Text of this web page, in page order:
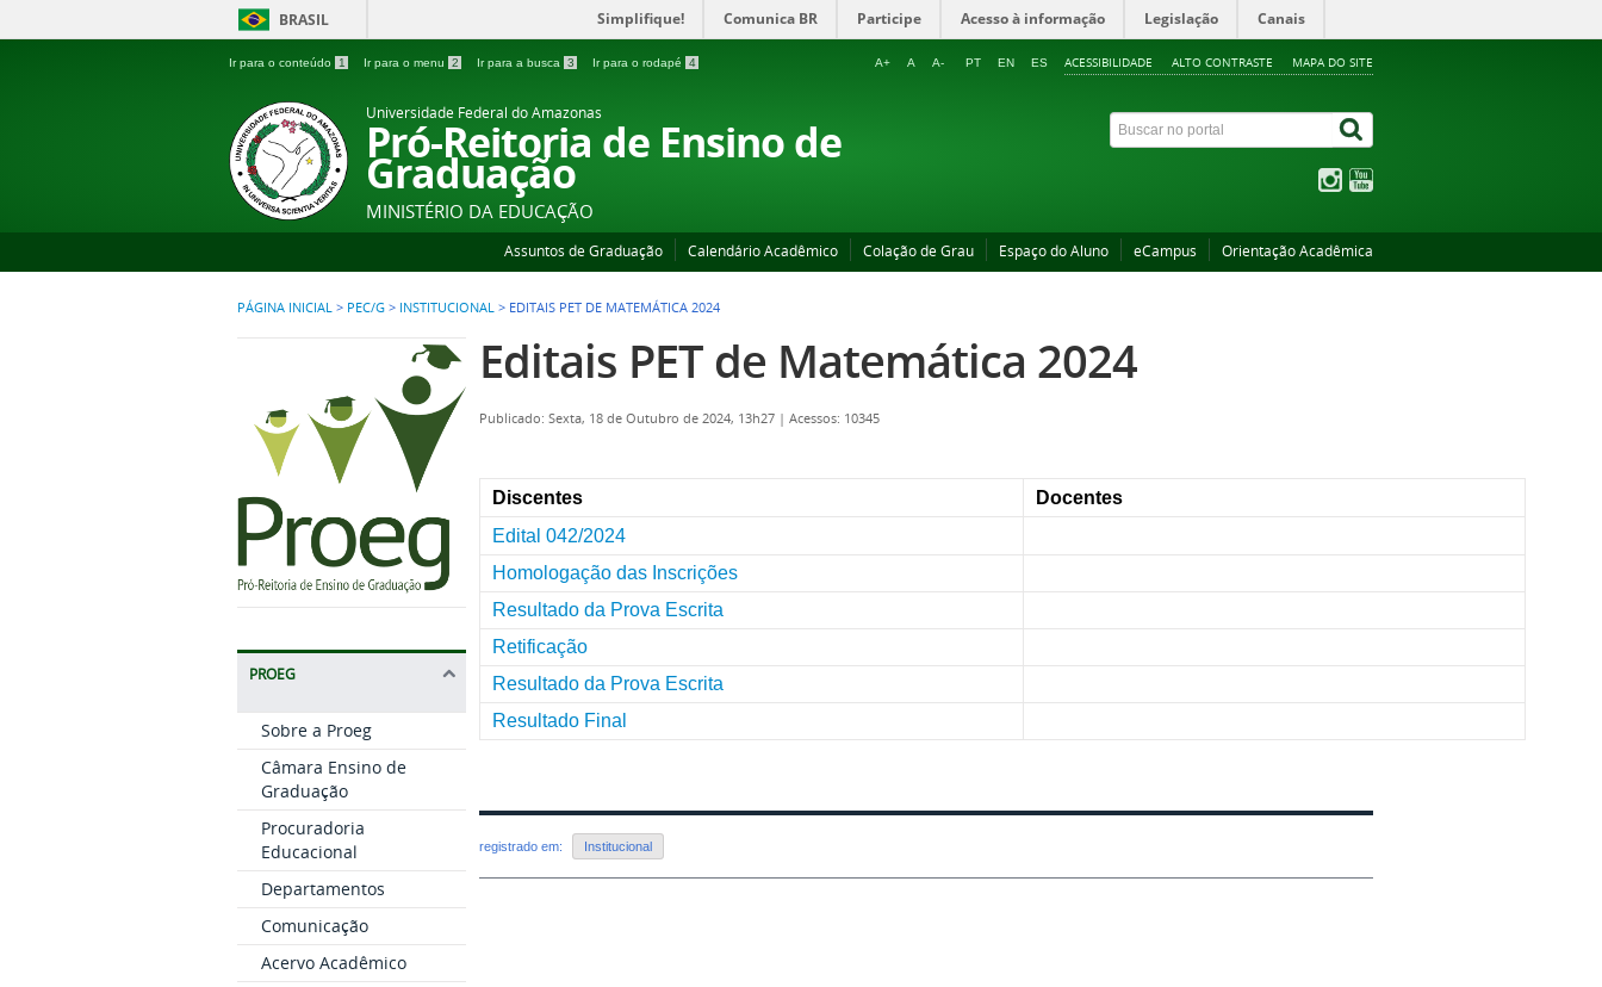
BRASIL Simplifique! Comunica BR Participe Acesso à informação Legislação Canais
Ir para o conteúdo 1 Ir para o menu 2 Ir para a busca 3 Ir para o rodapé 4 ACESSIBILIDADE ALTO CONTRASTE MAPA DO SITE
A+ A A- PT EN ES
Universidade Federal do Amazonas
Pró-Reitoria de Ensino de
Graduação
MINISTÉRIO DA EDUCAÇÃO
Assuntos de Graduação Calendário Acadêmico Colação de Grau Espaço do Aluno eCampus Orientação Acadêmica
PÁGINA INICIAL > PEC/G > INSTITUCIONAL > EDITAIS PET DE MATEMÁTICA 2024
PROEG
Sobre a Proeg
Câmara Ensino de
Graduação
Procuradoria
Educacional
Departamentos
Comunicação
Acervo Acadêmico
Editais PET de Matemática 2024
Publicado: Sexta, 18 de Outubro de 2024, 13h27 | Acessos: 10345
Discentes
Docentes
Edital 042/2024
Homologação das Inscrições
Resultado da Prova Escrita
Retificação
Resultado da Prova Escrita
Resultado Final
registrado em: Institucional